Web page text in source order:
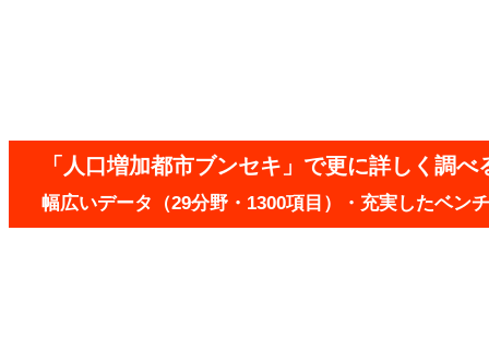
「人口増加都市ブンセキ」で更に詳しく調べ
幅広いデータ（29分野・1300項目）・充実したベン